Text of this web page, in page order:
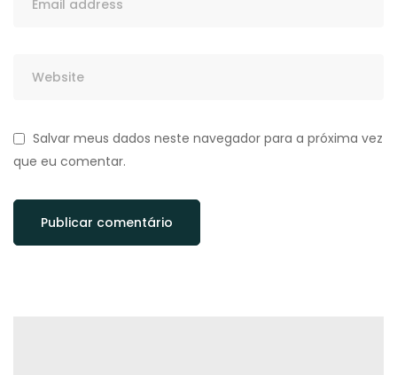
Salvar meus dados neste navegador para a próxima vez
que eu comentar.